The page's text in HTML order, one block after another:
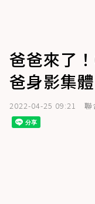
爸爸來了
爸身影集
2022-04-25 09:21 聯